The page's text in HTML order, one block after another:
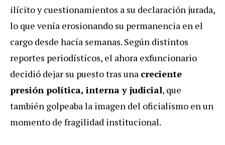
ilícito y cuestionamientos a su declaración jurada,
lo que venía erosionando su permanencia en el
cargo desde hacía semanas. Según distintos
reportes periodísticos, el ahora exfuncionario
decidió dejar su puesto tras una creciente
presión política, interna y judicial, que
también golpeaba la imagen del oficialismo en un
momento de fragilidad institucional.